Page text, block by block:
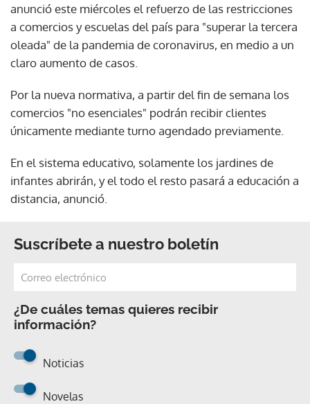
anunció este miércoles el refuerzo de las restricciones
a comercios y escuelas del país para "superar la tercera
oleada" de la pandemia de coronavirus, en medio a un
claro aumento de casos.
Por la nueva normativa, a partir del fin de semana los
comercios "no esenciales" podrán recibir clientes
únicamente mediante turno agendado previamente.
En el sistema educativo, solamente los jardines de
infantes abrirán, y el todo el resto pasará a educación a
distancia, anunció.
Suscríbete a nuestro boletín
¿De cuáles temas quieres recibir
información?
Noticias
Novelas